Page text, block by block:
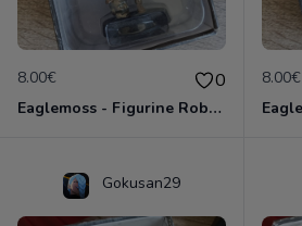
8.00€ 0
Eaglemoss - Figurine Robotman - DC Comics - Plomb
8.00€
Gokusan29